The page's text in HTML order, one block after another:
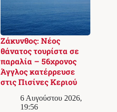
Ζάκυνθος: Νέος
θάνατος τουρίστα σε
παραλία – 56χρονος
Άγγλος κατέρρευσε
στις Πισίνες Κεριού
6 Αυγούστου 2026,
19:56